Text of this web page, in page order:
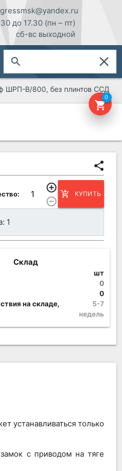
до 17.30 (пн – пт)
сб-вс выходной
search close
shopping_cart
0
ШРП-В/800, без плинтов ССД
share
add_circle_outline
remove_circle_outline
add_shopping_cart КУПИТЬ
1
Склад
шт
0
0
на складе,
5-7
недель
устанавливаться только
с приводом на тяге